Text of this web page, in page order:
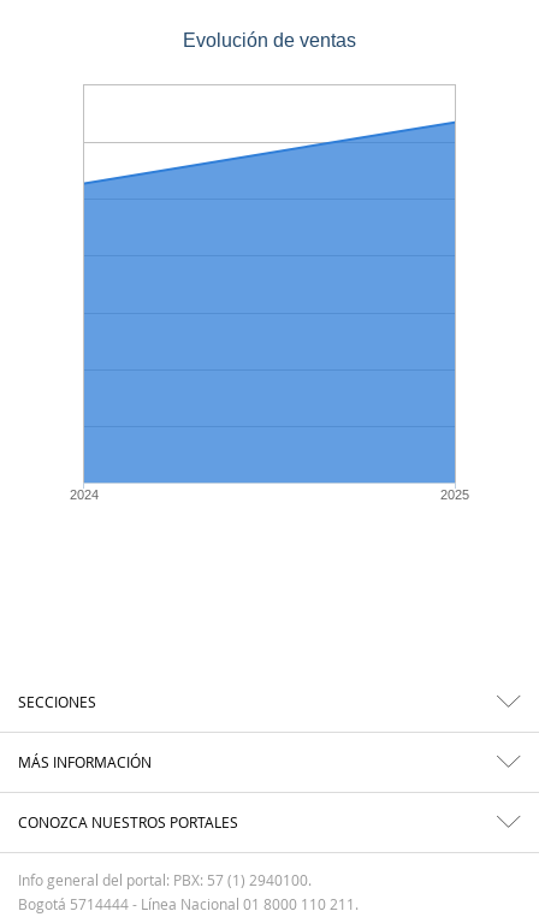
Evolución de ventas
2024 2025
SECCIONES
MÁS INFORMACIÓN
CONOZCA NUESTROS PORTALES
Info general del portal: PBX: 57 (1) 2940100.
Bogotá 5714444 - Línea Nacional 01 8000 110 211.